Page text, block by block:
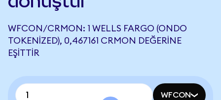
WFCON/CRMON: 1 WELLS FARGO (ONDO
TOKENIZED), 0,467161 CRMON DEĞERINE
EŞITTIR
WFCON